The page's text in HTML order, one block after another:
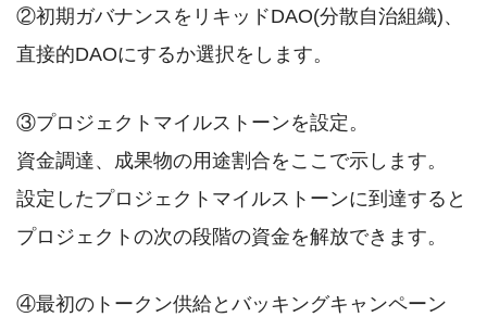
②初期ガバナンスをリキッドDAO(分散自治組織)、
直接的DAOにするか選択をします。
③プロジェクトマイルストーンを設定。
資金調達、成果物の用途割合をここで示します。
設定したプロジェクトマイルストーンに到達すると
プロジェクトの次の段階の資金を解放できます。
④最初のトークン供給とバッキングキャンペーン